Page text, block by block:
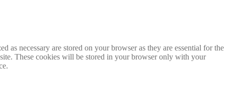
as necessary are stored on your browser as they are essential for the
These cookies will be stored in your browser only with your